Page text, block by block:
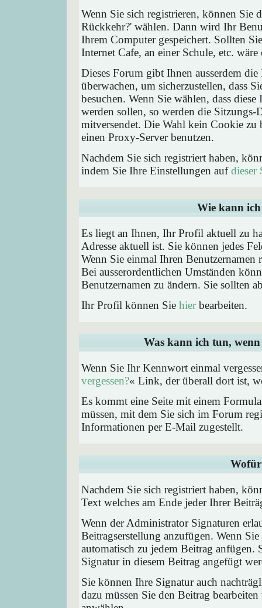
Wenn Sie sich registrieren, können Sie
Rückkehr?' wählen. Dann wird Ihr
Ihrem Computer gespeichert. Sollten
Internet Cafe, an einer Schule, etc.
Dieses Forum gibt Ihnen ausserdem
überwachen, um sicherzustellen, dass
besuchen. Wenn Sie wählen, dass
werden sollen, so werden die
mitversendet. Die Wahl kein Cookie zu
einen Proxy-Server benutzen.
Nachdem Sie sich registriert haben,
indem Sie Ihre Einstellungen aufdieser
Wie kann
Es liegt an Ihnen, Ihr Profil aktuell zu
Adresse aktuell ist. Sie können jedes
Wenn Sie einmal Ihren
Bei ausserordentlichen Umständen
Benutzernamen zu ändern. Sie sollten
Ihr Profil können Sie hierbearbeiten.
Was kann ich tun, wenn
Wenn Sie Ihr Kennwort einmal
vergessen?« Link, der überall dort ist,
Es kommt eine Seite mit einem
müssen, mit dem Sie sich im Forum
Informationen per E-Mail zugestellt.
Nachdem Sie sich registriert haben,
Text welches am Ende jeder Ihrer
Wenn der Administrator Signaturen
Beitragserstellung anzufügen. Wenn
automatisch zu jedem Beitrag
Signatur in diesem Beitrag angefügt
Sie können Ihre Signatur auch
dazu müssen Sie den Beitrag